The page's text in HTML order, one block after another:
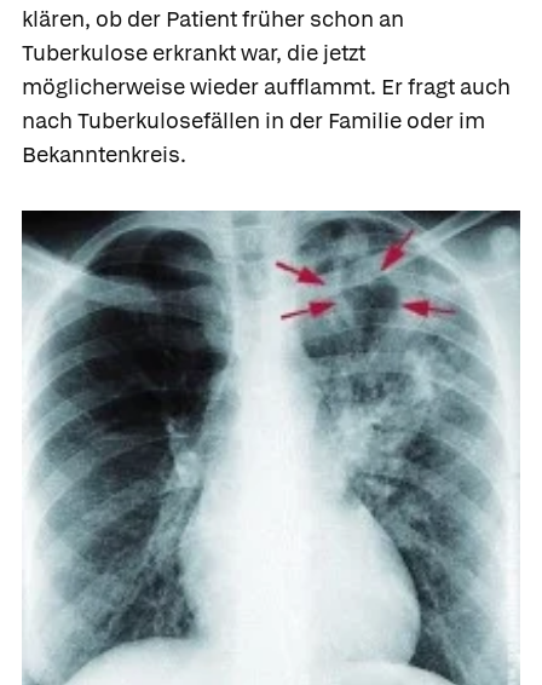
klären, ob der Patient früher schon an
Tuberkulose erkrankt war, die jetzt
möglicherweise wieder aufflammt. Er fragt auch
nach Tuberkulosefällen in der Familie oder im
Bekanntenkreis.